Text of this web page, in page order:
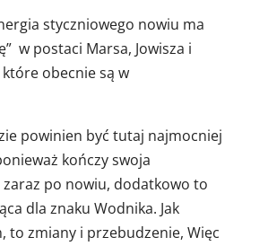
styczniowego nowiu ma
w postaci Marsa, Jowisza i
obecnie są w
powinien być tutaj najmocniej
kończy swoja
po nowiu, dodatkowo to
dla znaku Wodnika. Jak
to zmiany i przebudzenie, Więc